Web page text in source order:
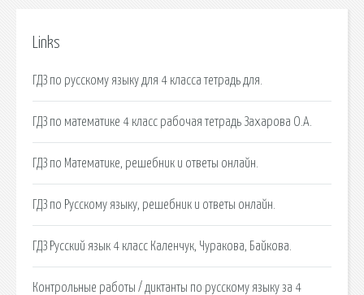
Links
ГДЗ по русскому языку для 4 класса тетрадь для.
ГДЗ по математике 4 класс рабочая тетрадь Захарова О.А.
ГДЗ по Математике, решебник и ответы онлайн.
ГДЗ по Русскому языку, решебник и ответы онлайн.
ГДЗ Русский язык 4 класс Каленчук, Чуракова, Байкова.
Контрольные работы / диктанты по русскому языку за 4